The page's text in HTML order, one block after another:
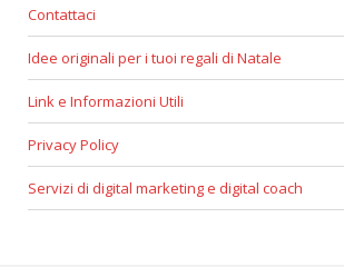
Contattaci
Idee originali per i tuoi regali di Natale
Link e Informazioni Utili
Privacy Policy
Servizi di digital marketing e digital coach